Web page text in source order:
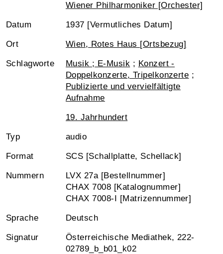
Wiener Philharmoniker [Orchester]
Datum 1937 [Vermutliches Datum]
Ort Wien, Rotes Haus [Ortsbezug]
Schlagworte Musik ; E-Musik ; Konzert -
Doppelkonzerte, Tripelkonzerte ;
Publizierte und vervielfältigte
Aufnahme
19. Jahrhundert
Typ audio
Format SCS [Schallplatte, Schellack]
Nummern
LVX 27a [Bestellnummer]
CHAX 7008 [Katalognummer]
CHAX 7008-I [Matrizennummer]
Sprache Deutsch
Signatur
Österreichische Mediathek, 222-
02789_b_b01_k02